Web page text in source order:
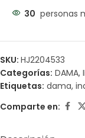
30 personas
SKU: HJ2204533
Categorías: DAMA,
Etiquetas: dama,
Comparte en: